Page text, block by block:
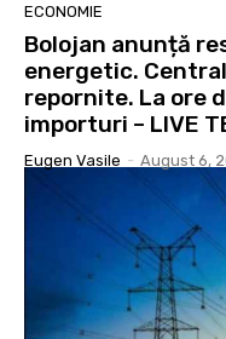
ECONOMIE
Bolojan anunță
energetic.
repornite. La ore
importuri – LIVE
Eugen Vasile - August 6,